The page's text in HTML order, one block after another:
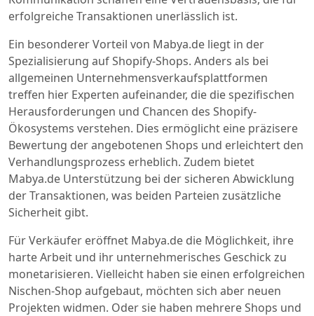
erfolgreiche Transaktionen unerlässlich ist.
Ein besonderer Vorteil von Mabya.de liegt in der
Spezialisierung auf Shopify-Shops. Anders als bei
allgemeinen Unternehmensverkaufsplattformen
treffen hier Experten aufeinander, die die spezifischen
Herausforderungen und Chancen des Shopify-
Ökosystems verstehen. Dies ermöglicht eine präzisere
Bewertung der angebotenen Shops und erleichtert den
Verhandlungsprozess erheblich. Zudem bietet
Mabya.de Unterstützung bei der sicheren Abwicklung
der Transaktionen, was beiden Parteien zusätzliche
Sicherheit gibt.
Für Verkäufer eröffnet Mabya.de die Möglichkeit, ihre
harte Arbeit und ihr unternehmerisches Geschick zu
monetarisieren. Vielleicht haben sie einen erfolgreichen
Nischen-Shop aufgebaut, möchten sich aber neuen
Projekten widmen. Oder sie haben mehrere Shops und